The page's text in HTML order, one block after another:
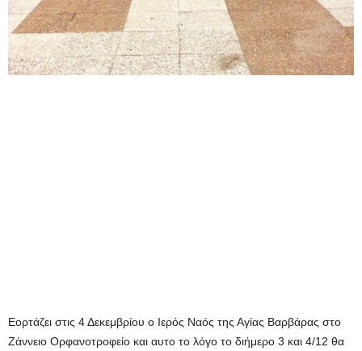
Εορτάζει στις 4 Δεκεμβρίου ο Ιερός Ναός της Αγίας Βαρβάρας στο
Ζάννειο Ορφανοτροφείο και αυτο το λόγο το διήμερο 3 και 4/12 θα